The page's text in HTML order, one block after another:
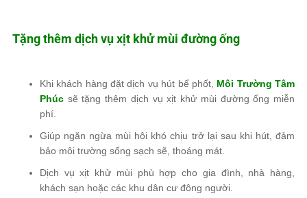
Tặng thêm dịch vụ xịt khử mùi đường ống
Khi khách hàng đặt dịch vụ hút bể phốt, Môi Trường Tâm
Phúc sẽ tặng thêm dịch vụ xịt khử mùi đường ống miễn
phí.
Giúp ngăn ngừa mùi hôi khó chịu trở lại sau khi hút, đảm
bảo môi trường sống sạch sẽ, thoáng mát.
Dịch vụ xịt khử mùi phù hợp cho gia đình, nhà hàng,
khách sạn hoặc các khu dân cư đông người.